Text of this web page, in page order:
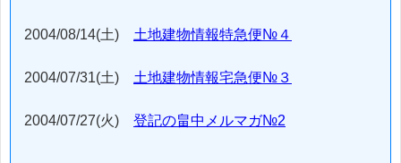
2004/08/14(土) 土地建物情報特急便№４
2004/07/31(土) 土地建物情報宅急便№３
2004/07/27(火) 登記の畠中メルマガ№2